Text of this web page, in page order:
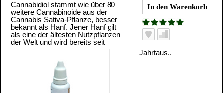
Cannabidiol stammt wie über 80
weitere Cannabinoide aus der
Cannabis Sativa-Pflanze, besser
bekannt als Hanf. Jener Hanf gilt
als eine der ältesten Nutzpflanzen
der Welt und wird bereits seit
Jahrtaus..